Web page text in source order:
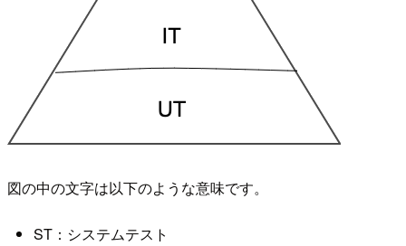
図の中の文字は以下のような意味です。
ST：システムテスト